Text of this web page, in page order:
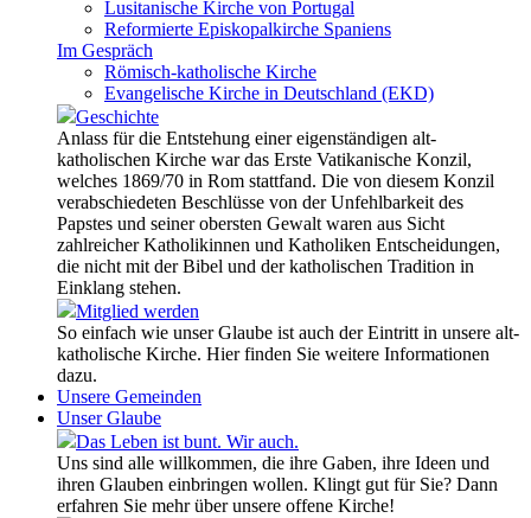
Lusitanische Kirche von Portugal
Reformierte Episkopalkirche Spaniens
Im Gespräch
Römisch-katholische Kirche
Evangelische Kirche in Deutschland (EKD)
Geschichte
Anlass für die Entstehung einer eigenständigen alt-
katholischen Kirche war das Erste Vatikanische Konzil,
welches 1869/70 in Rom stattfand. Die von diesem Konzil
verabschiedeten Beschlüsse von der Unfehlbarkeit des
Papstes und seiner obersten Gewalt waren aus Sicht
zahlreicher Katholikinnen und Katholiken Entscheidungen,
die nicht mit der Bibel und der katholischen Tradition in
Einklang stehen.
Mitglied werden
So einfach wie unser Glaube ist auch der Eintritt in unsere alt-
katholische Kirche. Hier finden Sie weitere Informationen
dazu.
Unsere Gemeinden
Unser Glaube
Das Leben ist bunt. Wir auch.
Uns sind alle willkommen, die ihre Gaben, ihre Ideen und
ihren Glauben einbringen wollen. Klingt gut für Sie? Dann
erfahren Sie mehr über unsere offene Kirche!